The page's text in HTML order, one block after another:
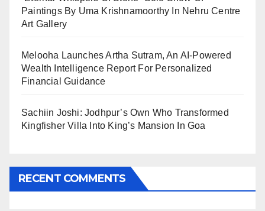
Paintings By Uma Krishnamoorthy In Nehru Centre
Art Gallery
Melooha Launches Artha Sutram, An AI-Powered
Wealth Intelligence Report For Personalized
Financial Guidance
Sachiin Joshi: Jodhpur’s Own Who Transformed
Kingfisher Villa Into King’s Mansion In Goa
RECENT COMMENTS